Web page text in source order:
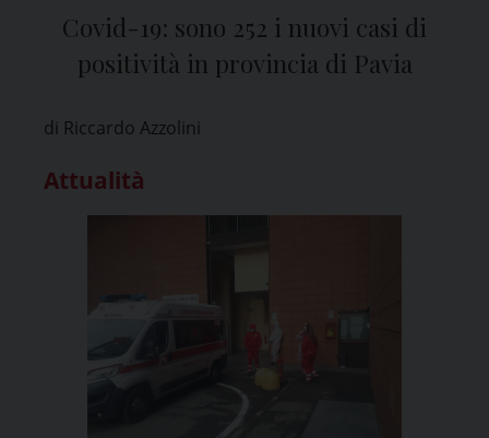
Covid-19: sono 252 i nuovi casi di
positività in provincia di Pavia
di Riccardo Azzolini
Attualità